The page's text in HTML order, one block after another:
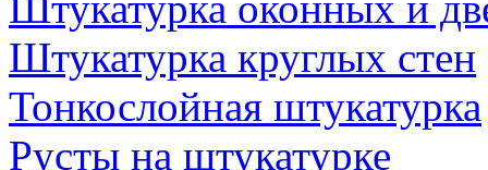
Штукатурка круглых стен
Тонкослойная штукатурка
Русты на штукатурке